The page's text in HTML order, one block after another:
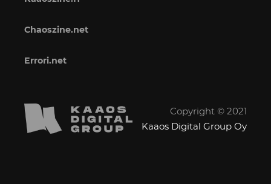
Chaoszine.net
Errori.net
Copyright © 2021
Kaaos Digital Group Oy